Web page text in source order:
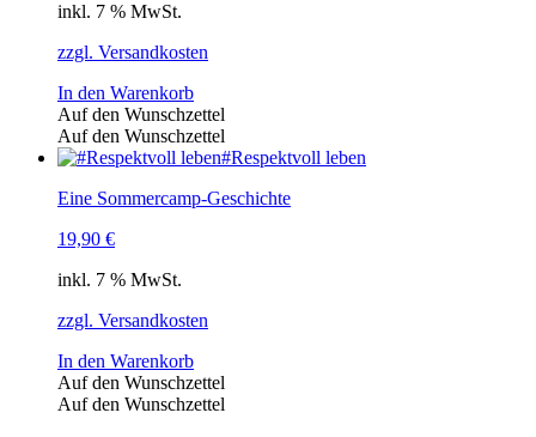
inkl. 7 % MwSt.
zzgl. Versandkosten
In den Warenkorb
Auf den Wunschzettel
Auf den Wunschzettel
#Respektvoll leben
Eine Sommercamp-Geschichte
19,90 €
inkl. 7 % MwSt.
zzgl. Versandkosten
In den Warenkorb
Auf den Wunschzettel
Auf den Wunschzettel